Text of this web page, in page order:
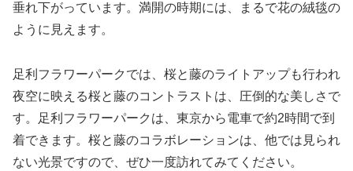
垂れ下がっています。満開の時期には、まるで花の絨毯の
ように見えます。
足利フラワーパークでは、桜と藤のライトアップも行われ
夜空に映える桜と藤のコントラストは、圧倒的な美しさで
す。足利フラワーパークは、東京から電車で約2時間で到
着できます。桜と藤のコラボレーションは、他では見られ
ない光景ですので、ぜひ一度訪れてみてください。